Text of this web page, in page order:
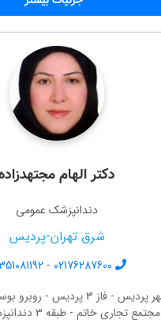
دکتر الهام
دندانپزشک عمومی
شرق تهران-پردیس
02176287600
-
شهر پردیس - فاز 3 پردیس -
مجتمع تجاری خاتم - طبقه 3 دندانپزشکی دنتال